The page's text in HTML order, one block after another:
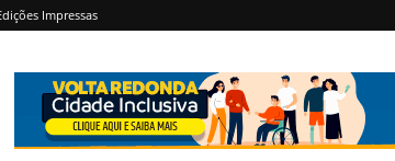
Impressas